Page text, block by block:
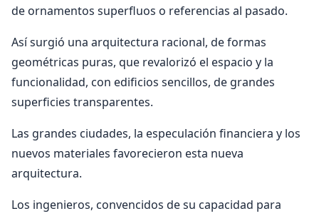
de ornamentos superfluos o referencias al pasado.
Así surgió una arquitectura racional, de formas
geométricas puras, que revalorizó el espacio y la
funcionalidad, con edificios sencillos, de grandes
superficies transparentes.
Las grandes ciudades, la especulación financiera y los
nuevos materiales favorecieron esta nueva
arquitectura.
Los ingenieros, convencidos de su capacidad para